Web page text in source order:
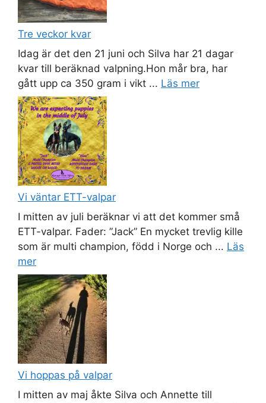
Tre veckor kvar
Idag är det den 21 juni och Silva har 21 dagar
kvar till beräknad valpning.Hon mår bra, har
gått upp ca 350 gram i vikt ... Läs mer
Vi väntar ETT-valpar
I mitten av juli beräknar vi att det kommer små
ETT-valpar. Fader: ”Jack” En mycket trevlig kille
som är multi champion, född i Norge och ... Läs
mer
Vi hoppas på valpar
I mitten av maj åkte Silva och Annette till